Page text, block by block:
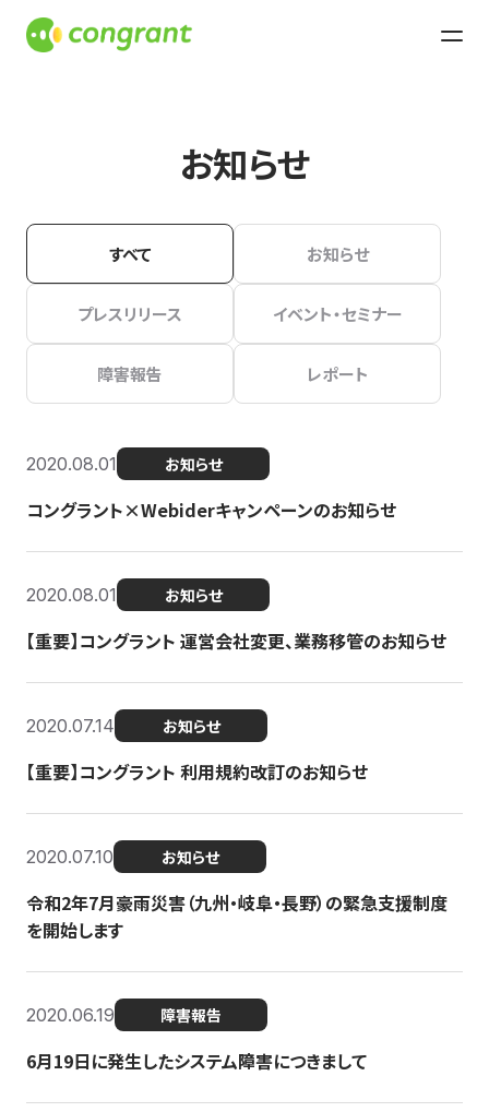
お知らせ
すべて お知らせ
プレスリリース イベント・セミナー
障害報告 レポート
2020.08.01 お知らせ
コングラント×Webiderキャンペーンのお知らせ
2020.08.01 お知らせ
【重要】コングラント 運営会社変更、業務移管のお知らせ
2020.07.14 お知らせ
【重要】コングラント 利用規約改訂のお知らせ
2020.07.10 お知らせ
令和2年7月豪雨災害（九州・岐阜・長野）の緊急支援制度
を開始します
2020.06.19 障害報告
6月19日に発生したシステム障害につきまして